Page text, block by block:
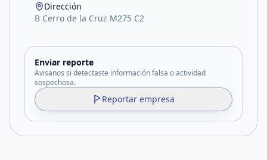
Dirección
B Cerro de la Cruz M275 C2
Enviar reporte
Avisanos si detectaste información falsa o actividad
sospechosa.
Reportar empresa